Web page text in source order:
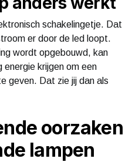
schakelingetje. Dat
er door de led loopt.
wordt opgebouwd, kan
krijgen om een
geven. Dat zie jij dan als
oorzaken
lampen